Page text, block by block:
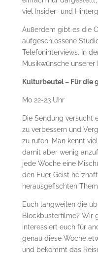
viel Insider- und
Außerdem gibt es die
aufgeschlossene
Telefoninterviews. In
Musikwünsche
Kulturbeutel – Für die
Mo 22-23 Uhr
Die Sendung versucht
zu verbessern und
zu rufen. Man kennt
damit aber wenig
jede Woche eine
den Euer Geist
herausgefischten
Euch langweilen die
Blockbusterfilme? Wir
interessiert euch für
genau diese Woche
und bekommt das